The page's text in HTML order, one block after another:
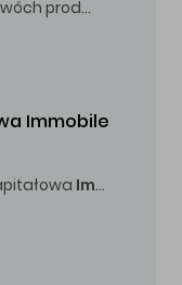
Inwestorzy zyskali dostęp do dwóch produktów umożliwiających inwestowanie w obligacje skarbowe.
Immobile
Immobile